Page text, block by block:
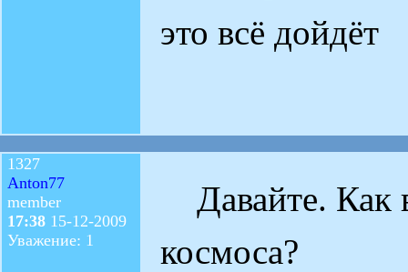
это всё дойдёт
1327
Anton77
member
17:38 15-12-2009
Уважение: 1
Давайте. Как
космоса?